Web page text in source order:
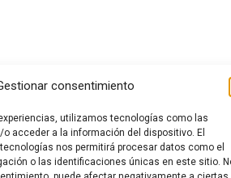
consentimiento
utilizamos tecnologías como las
acceder a la información del dispositivo. El
nos permitirá procesar datos como el
o las identificaciones únicas en este sitio.